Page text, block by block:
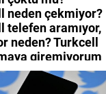
neden çekmiyor?
telefen aramıyor,
neden? Turkcell
giremiyorum
Turkcell internet